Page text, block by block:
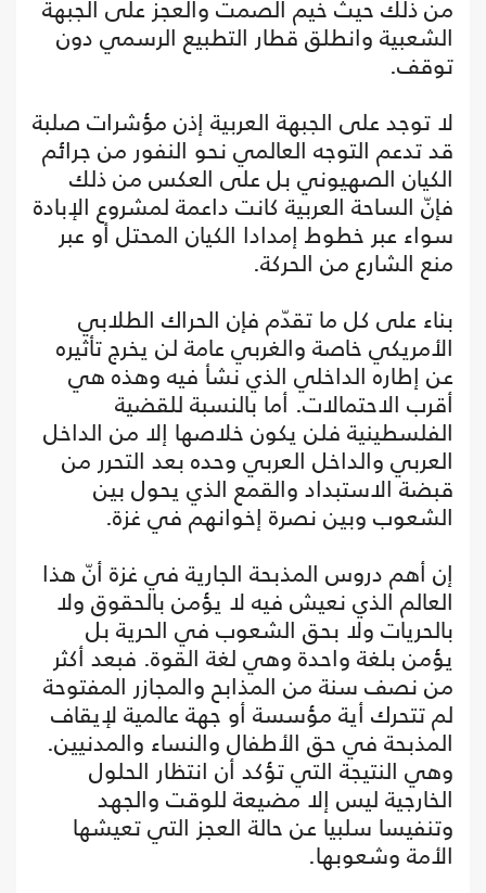
من ذلك حيث خيم الصمت والعجز على الجبهة
الشعبية وانطلق قطار التطبيع الرسمي دون
توقف.
لا توجد على الجبهة العربية إذن مؤشرات صلبة
قد تدعم التوجه العالمي نحو النفور من جرائم
الكيان الصهيوني بل على العكس من ذلك
فإنّ الساحة العربية كانت داعمة لمشروع الإبادة
سواء عبر خطوط إمدادا الكيان المحتل أو عبر
منع الشارع من الحركة.
بناء على كل ما تقدّم فإن الحراك الطلابي
الأمريكي خاصة والغربي عامة لن يخرج تأثيره
عن إطاره الداخلي الذي نشأ فيه وهذه هي
أقرب الاحتمالات. أما بالنسبة للقضية
الفلسطينية فلن يكون خلاصها إلا من الداخل
العربي والداخل العربي وحده بعد التحرر من
قبضة الاستبداد والقمع الذي يحول بين
الشعوب وبين نصرة إخوانهم في غزة.
إن أهم دروس المذبحة الجارية في غزة أنّ هذا
العالم الذي نعيش فيه لا يؤمن بالحقوق ولا
بالحريات ولا بحق الشعوب في الحرية بل
يؤمن بلغة واحدة وهي لغة القوة. فبعد أكثر
من نصف سنة من المذابح والمجازر المفتوحة
لم تتحرك أية مؤسسة أو جهة عالمية لإيقاف
المذبحة في حق الأطفال والنساء والمدنيين.
وهي النتيجة التي تؤكد أن انتظار الحلول
الخارجية ليس إلا مضيعة للوقت والجهد
وتنفيسا سلبيا عن حالة العجز التي تعيشها
الأمة وشعوبها.